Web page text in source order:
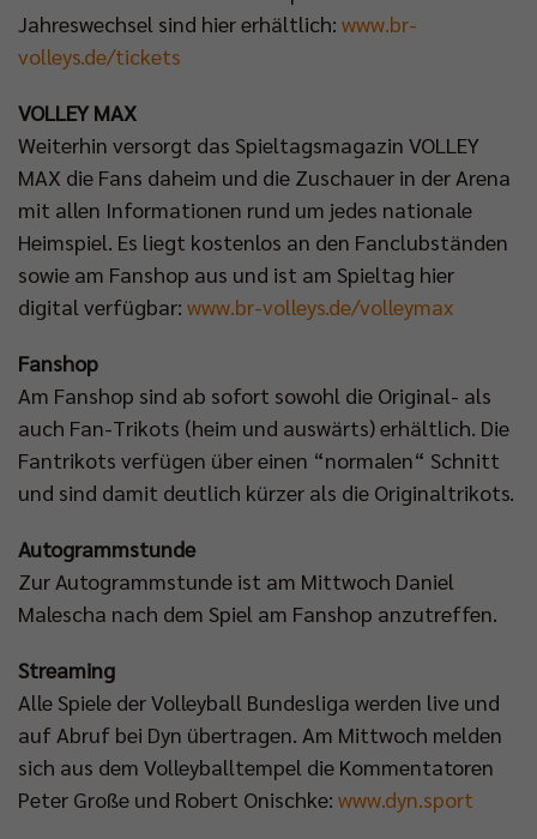
Jahreswechsel sind hier erhältlich: www.br-
volleys.de/tickets
VOLLEY MAX
Weiterhin versorgt das Spieltagsmagazin VOLLEY
MAX die Fans daheim und die Zuschauer in der Arena
mit allen Informationen rund um jedes nationale
Heimspiel. Es liegt kostenlos an den Fanclubständen
sowie am Fanshop aus und ist am Spieltag hier
digital verfügbar: www.br-volleys.de/volleymax
Fanshop
Am Fanshop sind ab sofort sowohl die Original- als
auch Fan-Trikots (heim und auswärts) erhältlich. Die
Fantrikots verfügen über einen “normalen“ Schnitt
und sind damit deutlich kürzer als die Originaltrikots.
Autogrammstunde
Zur Autogrammstunde ist am Mittwoch Daniel
Malescha nach dem Spiel am Fanshop anzutreffen.
Streaming
Alle Spiele der Volleyball Bundesliga werden live und
auf Abruf bei Dyn übertragen. Am Mittwoch melden
sich aus dem Volleyballtempel die Kommentatoren
Peter Große und Robert Onischke: www.dyn.sport